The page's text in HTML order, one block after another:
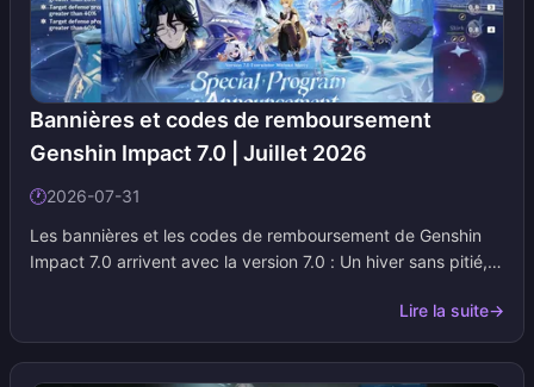
à l'ajouter à vos favoris pour le prochain cycle.
Bannières et codes de remboursement
Genshin Impact 7.0 | Juillet 2026
🕐2026-07-31
Les bannières et les codes de remboursement de Genshin
Impact 7.0 arrivent avec la version 7.0 : Un hiver sans pitié,
page suit les débuts d'Odette, les rediffusions de Flins et
d'autres personnages, ainsi que les codes de Primo-gemmes
du livestream et les récompenses gratuites. Nous mettons à
Lire la suite→